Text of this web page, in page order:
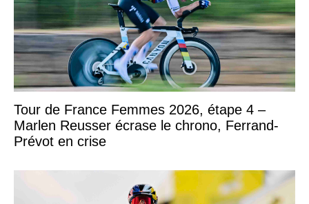
Tour de France Femmes 2026, étape 4 –
Marlen Reusser écrase le chrono, Ferrand-
Prévot en crise